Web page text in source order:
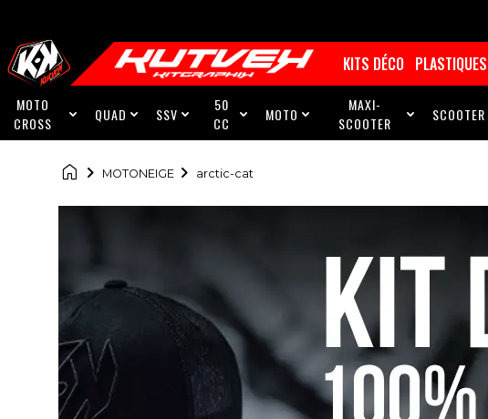
KITS DÉCO PLASTIQUES
MOTO
CROSS
 QUAD  SSV 
50
CC
 MOTO 
MAXI-
SCOOTER
 SCOOTER
 MOTONEIGE arctic-cat